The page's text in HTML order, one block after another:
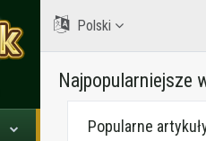
Polski
Najpopularniejsze
Popularne